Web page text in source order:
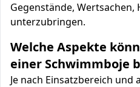
Gegenstände, Wertsachen,
unterzubringen.
Welche Aspekte
einer Schwimmboje
Je nach Einsatzbereich